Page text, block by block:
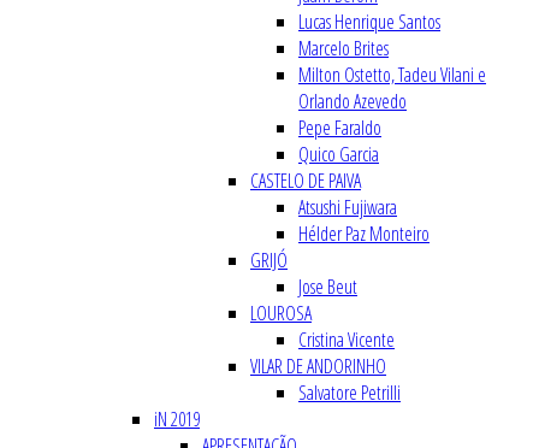
Lucas Henrique Santos
Marcelo Brites
Milton Ostetto, Tadeu Vilani e
Orlando Azevedo
Pepe Faraldo
Quico Garcia
CASTELO DE PAIVA
Atsushi Fujiwara
Hélder Paz Monteiro
GRIJÓ
Jose Beut
LOUROSA
Cristina Vicente
VILAR DE ANDORINHO
Salvatore Petrilli
iN 2019